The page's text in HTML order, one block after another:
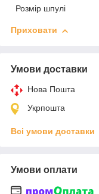
Розмір шпулі
Приховати
Умови доставки
Нова Пошта
Укрпошта
Всі умови доставки
Умови оплати